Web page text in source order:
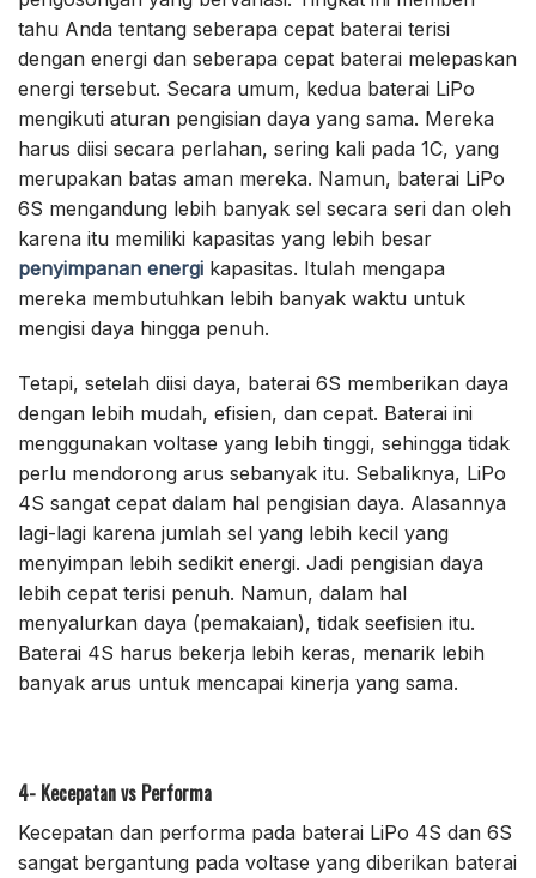
tahu Anda tentang seberapa cepat baterai terisi
dengan energi dan seberapa cepat baterai melepaskan
energi tersebut. Secara umum, kedua baterai LiPo
mengikuti aturan pengisian daya yang sama. Mereka
harus diisi secara perlahan, sering kali pada 1C, yang
merupakan batas aman mereka. Namun, baterai LiPo
6S mengandung lebih banyak sel secara seri dan oleh
karena itu memiliki kapasitas yang lebih besar
penyimpanan energi kapasitas. Itulah mengapa
mereka membutuhkan lebih banyak waktu untuk
mengisi daya hingga penuh.
Tetapi, setelah diisi daya, baterai 6S memberikan daya
dengan lebih mudah, efisien, dan cepat. Baterai ini
menggunakan voltase yang lebih tinggi, sehingga tidak
perlu mendorong arus sebanyak itu. Sebaliknya, LiPo
4S sangat cepat dalam hal pengisian daya. Alasannya
lagi-lagi karena jumlah sel yang lebih kecil yang
menyimpan lebih sedikit energi. Jadi pengisian daya
lebih cepat terisi penuh. Namun, dalam hal
menyalurkan daya (pemakaian), tidak seefisien itu.
Baterai 4S harus bekerja lebih keras, menarik lebih
banyak arus untuk mencapai kinerja yang sama.
4- Kecepatan vs Performa
Kecepatan dan performa pada baterai LiPo 4S dan 6S
sangat bergantung pada voltase yang diberikan baterai